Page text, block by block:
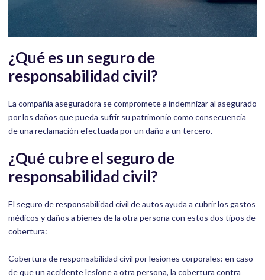
¿Qué es un seguro de
responsabilidad civil?
La compañía aseguradora se compromete a indemnizar al asegurado
por los daños que pueda sufrir su patrimonio como consecuencia
de una reclamación efectuada por un daño a un tercero.
¿Qué cubre el seguro de
responsabilidad civil?
El seguro de responsabilidad civil de autos ayuda a cubrir los gastos
médicos y daños a bienes de la otra persona con estos dos tipos de
cobertura:
Cobertura de responsabilidad civil por lesiones corporales: en caso
de que un accidente lesione a otra persona, la cobertura contra